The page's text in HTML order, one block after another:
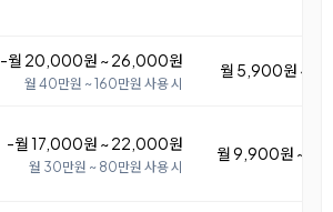
-월 20,000원 ~ 26,000원
월 40만원 ~ 160만원 사용 시
월 5,900원 ~
-월 17,000원 ~ 22,000원
월 30만원 ~ 80만원 사용 시
월 9,900원 ~